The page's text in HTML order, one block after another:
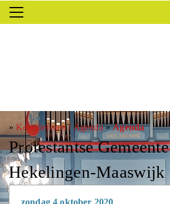
»Kerkdiensten / Agenda»Agenda
Protestantse Gemeente
Hekelingen-Maaswijk
zondag 4 oktober 2020